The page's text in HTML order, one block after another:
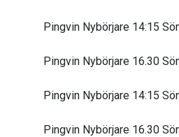
Pingvin Nybörjare 14:15
Pingvin Nybörjare 16.30
Pingvin Nybörjare 14:15
Pingvin Nybörjare 16.30